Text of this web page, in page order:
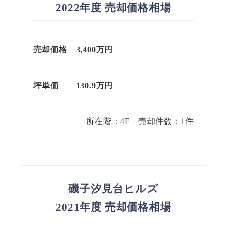
2022年度 売却価格相場
売却価格 3,400万円
坪単価 130.9万円
所在階：4F 売却件数：1件
磯子汐見台ヒルズ
2021年度 売却価格相場